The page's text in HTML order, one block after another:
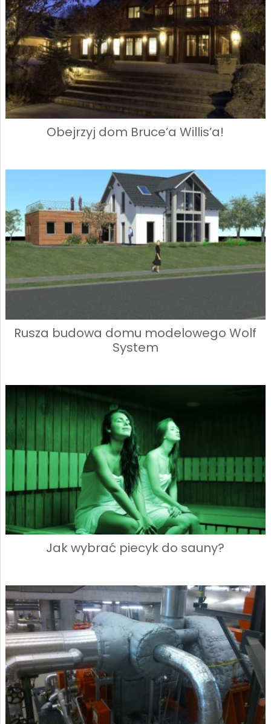
Obejrzyj dom Bruce’a Willis’a!
Rusza budowa domu modelowego Wolf
System
Jak wybrać piecyk do sauny?